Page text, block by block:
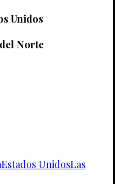
Unidos
Norte
Estados UnidosLas